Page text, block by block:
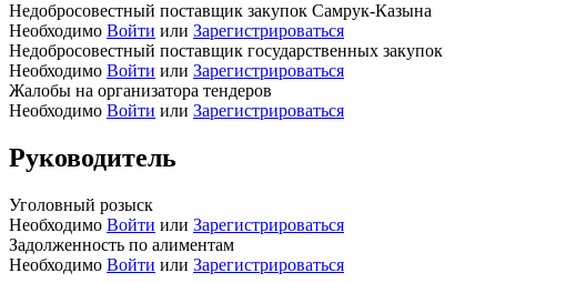
Недобросовестный поставщик закупок Самрук-Казына
Необходимо Войти или Зарегистрироваться
Недобросовестный поставщик государственных закупок
Необходимо Войти или Зарегистрироваться
Жалобы на организатора тендеров
Необходимо Войти или Зарегистрироваться
Руководитель
Уголовный розыск
Необходимо Войти или Зарегистрироваться
Задолженность по алиментам
Необходимо Войти или Зарегистрироваться